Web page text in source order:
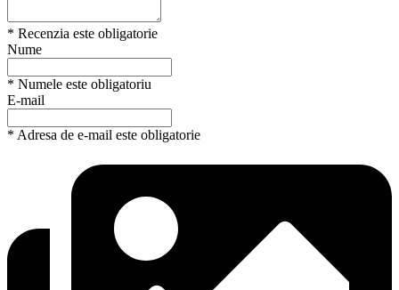
* Recenzia este obligatorie
Nume
* Numele este obligatoriu
E-mail
* Adresa de e-mail este obligatorie